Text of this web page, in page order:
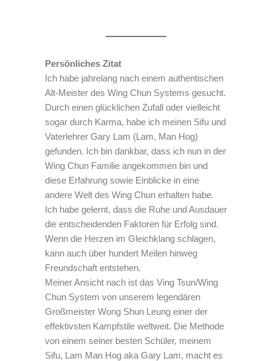
Persönliches Zitat
Ich habe jahrelang nach einem authentischen
Alt-Meister des Wing Chun Systems gesucht.
Durch einen glücklichen Zufall oder vielleicht
sogar durch Karma, habe ich meinen Sifu und
Vaterlehrer Gary Lam (Lam, Man Hog)
gefunden. Ich bin dankbar, dass ich nun in der
Wing Chun Familie angekommen bin und
diese Erfahrung sowie Einblicke in eine
andere Welt des Wing Chun erhalten habe.
Ich habe gelernt, dass die Ruhe und Ausdauer
die entscheidenden Faktoren für Erfolg sind.
Wenn die Herzen im Gleichklang schlagen,
kann auch über hundert Meilen hinweg
Freundschaft entstehen.
Meiner Ansicht nach ist das Ving Tsun/Wing
Chun System von unserem legendären
Großmeister Wong Shun Leung einer der
effektivsten Kampfstile weltweit. Die Methode
von einem seiner besten Schüler, meinem
Sifu, Lam Man Hog aka Gary Lam, macht es